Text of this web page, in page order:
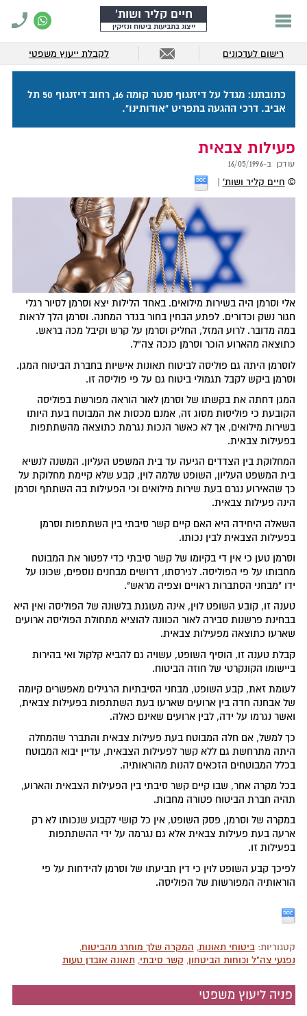
חיים קליר ושות'
ייצוג בתביעות ביטוח ונזיקין
רישום לעדכונים לקבלת ייעוץ משפטי
כתובתנו: מגדל על דיזנגוף סנטר קומה 16, רחוב דיזנגוף 50 תל
אביב. דרכי ההגעה בתפריט "אודותינו".
פעילות צבאית
עודכן ב-16/05/1996
© חיים קליר ושות'
אלי וסרמן היה בשירות מילואים. באחד הלילות יצא וסרמן לסיור רגלי
חגור נשק וכדורים. לפתע הבחין בחור בגדר המחנה. וסרמן הלך לראות
במה מדובר. לרוע המזל, החליק וסרמן על קרש וקיבל מכה בראש.
כתוצאה מהארוע הוכר וסרמן כנכה צה"ל.
לוסרמן היתה גם פוליסה לביטוח תאונות אישיות בחברת הביטוח המגן.
וסרמן ביקש לקבל תגמולי ביטוח גם על פי פוליסה זו.
המגן דחתה את בקשתו של וסרמן לאור הוראה מפורשת בפוליסה
הקובעת כי פוליסות מסוג זה, אמנם מכסות את המבוטח בעת היותו
בשירות מילואים, אך לא כאשר הנכות נגרמת כתוצאה מהשתתפות
בפעילות צבאית.
המחלוקת בין הצדדים הגיעה עד בית המשפט העליון. המשנה לנשיא
בית המשפט העליון, השופט שלמה לוין, קבע שלא קיימת מחלוקת על
כך שהאירוע נגרם בעת שירות מילואים וכי הפעילות בה השתתף וסרמן
הינה פעילות צבאית.
השאלה היחידה היא האם קיים קשר סיבתי בין השתתפות וסרמן
בפעילות הצבאית לבין נכותו.
וסרמן טען כי אין די בקיומו של קשר סיבתי כדי לפטור את המבוטח
מחבותו על פי הפוליסה. לגירסתו, דרושים מבחנים נוספים, שכונו על
ידו "מבחני הסתברות ראויים וצפיה מראש".
טענה זו, קובע השופט לוין, אינה מעוגנת בלשונה של הפוליסה ואין היא
בבחינת פרשנות סבירה לאור הכוונה להוציא מתחולת הפוליסה ארועים
שארעו כתוצאה מפעילות צבאית.
קבלת טענה זו, הוסיף השופט, עשויה גם להביא קלקול ואי בהירות
ביישומו הקונקרטי של חוזה הביטוח.
לעומת זאת, קבע השופט, מבחני הסיבתיות הרגילים מאפשרים קיומה
של אבחנה חדה בין ארועים שארעו בעת השתתפות בפעילות צבאית,
ואשר נגרמו על ידה, לבין ארועים שאינם כאלה.
כך למשל, אם חלה המבוטח בעת פעילות צבאית והתברר שהמחלה
היתה מתרחשת גם ללא קשר לפעילות הצבאית, עדיין יבוא המבוטח
בכלל המבוטחים הזכאים להנות מהוראותיה.
בכל מקרה אחר, שבו קיים קשר סיבתי בין הפעילות הצבאית והארוע,
תהיה חברת הביטוח פטורה מחבות.
במקרה של וסרמן, פסק השופט, אין כל קושי לקבוע שנכותו לא רק
ארעה בעת פעילות צבאית אלא גם נגרמה על ידי ההשתתפות
בפעילות זו.
לפיכך קבע השופט לוין כי דין תביעתו של וסרמן להידחות על פי
הוראותיה המפורשות של הפוליסה.
קטגוריות:ביטוחי תאונות, המקרה שלך מוחרג מהביטוח,
נפגעי צה"ל וכוחות הביטחון, קשר סיבתי,תאונה אובדן טעות
פניה ליעוץ משפטי